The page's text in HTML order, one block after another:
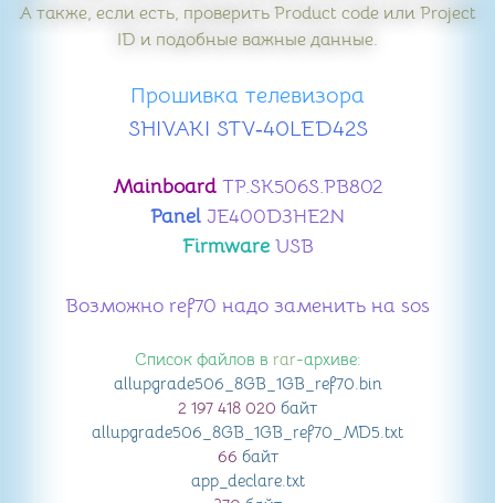
А также, если есть, проверить Product code или Project
ID и подобные важные данные.
Прошивка телевизора
SHIVAKI STV‑40LED42S
Mainboard TP.SK506S.PB802
Panel JE400D3HE2N
FirmwareUSB
Возможно ref70 надо заменить на sos
Список файлов в rar-архиве:
allupgrade506_8GB_1GB_ref70 .bin
2 197 418 020 байт
allupgrade506_8GB_1GB_ref70_MD5 .txt
66 байт
app_declare.txt